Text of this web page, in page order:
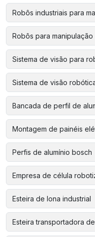
Robôs industriais para
Robôs para manipulação
Sistema de visão para
Sistema de visão
Bancada de perfil de
Montagem de painéis
Perfis de alumínio bosch
Empresa de célula
Esteira de lona industrial
Esteira transportadora